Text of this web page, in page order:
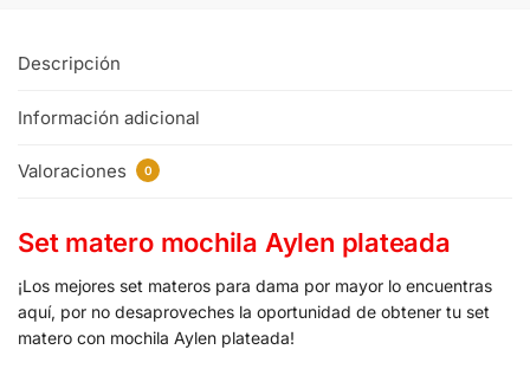
Descripción
Información adicional
Valoraciones 0
Set matero mochila Aylen plateada
¡Los mejores set materos para dama por mayor lo encuentras
aquí, por no desaproveches la oportunidad de obtener tu set
matero con mochila Aylen plateada!